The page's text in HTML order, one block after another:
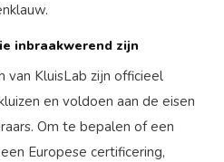
inbraakwerend zijn
van KluisLab zijn officieel
en voldoen aan de eisen
Om te bepalen of een
Europese certificering,